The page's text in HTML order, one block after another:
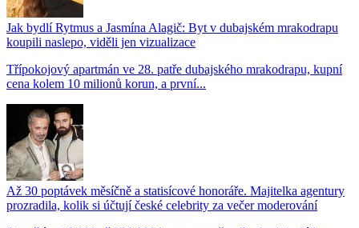
Jak bydlí Rytmus a Jasmína Alagič: Byt v dubajském mrakodrapu
koupili naslepo, viděli jen vizualizace
Třípokojový apartmán ve 28. patře dubajského mrakodrapu, kupní
cena kolem 10 milionů korun, a první...
Až 30 poptávek měsíčně a statisícové honoráře. Majitelka agentury
prozradila, kolik si účtují české celebrity za večer moderování